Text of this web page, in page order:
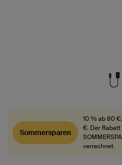
Sommersparen
10 % ab 80
€. Der
verrechnet.